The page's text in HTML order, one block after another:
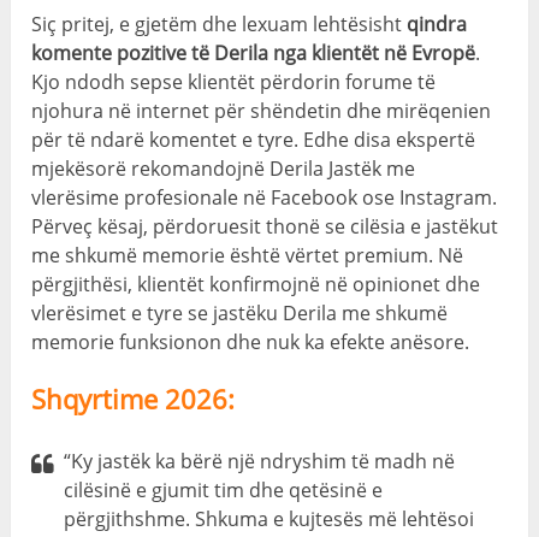
Siç pritej, e gjetëm dhe lexuam lehtësisht qindra
komente pozitive të Derila nga klientët në Evropë.
Kjo ndodh sepse klientët përdorin forume të
njohura në internet për shëndetin dhe mirëqenien
për të ndarë komentet e tyre. Edhe disa ekspertë
mjekësorë rekomandojnë Derila Jastëk me
vlerësime profesionale në Facebook ose Instagram.
Përveç kësaj, përdoruesit thonë se cilësia e jastëkut
me shkumë memorie është vërtet premium. Në
përgjithësi, klientët konfirmojnë në opinionet dhe
vlerësimet e tyre se jastëku Derila me shkumë
memorie funksionon dhe nuk ka efekte anësore.
Shqyrtime 2026:
“Ky jastëk ka bërë një ndryshim të madh në
cilësinë e gjumit tim dhe qetësinë e
përgjithshme. Shkuma e kujtesës më lehtësoi